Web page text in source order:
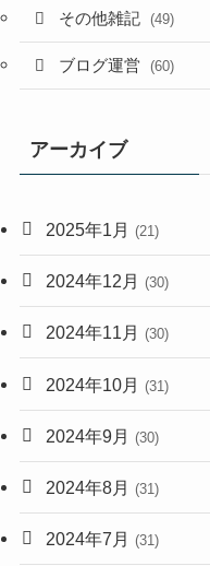
その他雑記 (49)
ブログ運営 (60)
アーカイブ
2025年1月 (21)
2024年12月 (30)
2024年11月 (30)
2024年10月 (31)
2024年9月 (30)
2024年8月 (31)
2024年7月 (31)